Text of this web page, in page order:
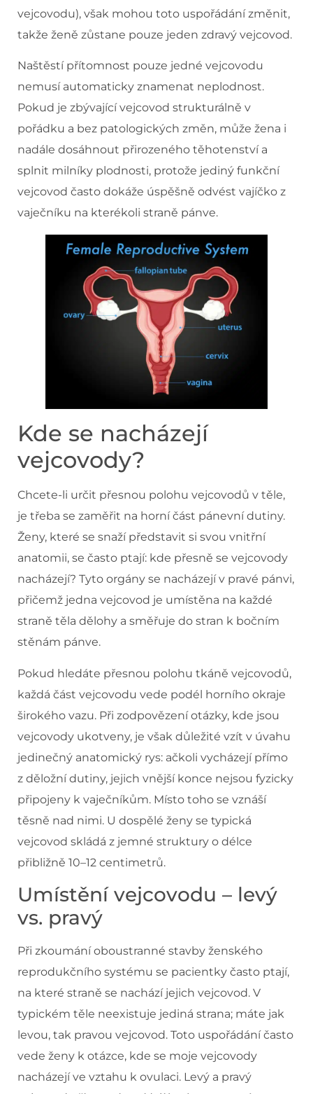
vejcovodu), však mohou toto uspořádání změnit,
takže ženě zůstane pouze jeden zdravý vejcovod.
Naštěstí přítomnost pouze jedné vejcovodu
nemusí automaticky znamenat neplodnost.
Pokud je zbývající vejcovod strukturálně v
pořádku a bez patologických změn, může žena i
nadále dosáhnout přirozeného těhotenství a
splnit milníky plodnosti, protože jediný funkční
vejcovod často dokáže úspěšně odvést vajíčko z
vaječníku na kterékoli straně pánve.
Kde se nacházejí
vejcovody?
Chcete-li určit přesnou polohu vejcovodů v těle,
je třeba se zaměřit na horní část pánevní dutiny.
Ženy, které se snaží představit si svou vnitřní
anatomii, se často ptají: kde přesně se vejcovody
nacházejí? Tyto orgány se nacházejí v pravé pánvi,
přičemž jedna vejcovod je umístěna na každé
straně těla dělohy a směřuje do stran k bočním
stěnám pánve.
Pokud hledáte přesnou polohu tkáně vejcovodů,
každá část vejcovodu vede podél horního okraje
širokého vazu. Při zodpovězení otázky, kde jsou
vejcovody ukotveny, je však důležité vzít v úvahu
jedinečný anatomický rys: ačkoli vycházejí přímo
z děložní dutiny, jejich vnější konce nejsou fyzicky
připojeny k vaječníkům. Místo toho se vznáší
těsně nad nimi. U dospělé ženy se typická
vejcovod skládá z jemné struktury o délce
přibližně 10–12 centimetrů.
Umístění vejcovodu – levý
vs. pravý
Při zkoumání oboustranné stavby ženského
reprodukčního systému se pacientky často ptají,
na které straně se nachází jejich vejcovod. V
typickém těle neexistuje jediná strana; máte jak
levou, tak pravou vejcovod. Toto uspořádání často
vede ženy k otázce, kde se moje vejcovody
nacházejí ve vztahu k ovulaci. Levý a pravý